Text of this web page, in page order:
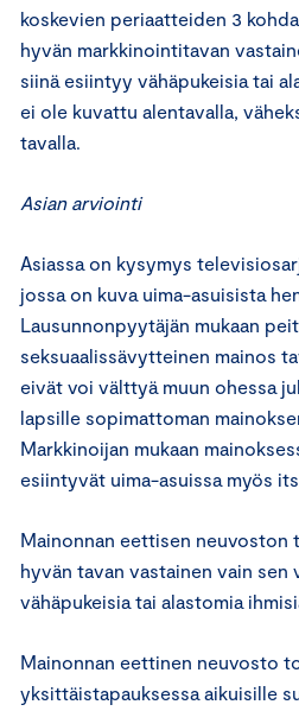
koskevien periaatteiden 3
hyvän markkinointitavan
siinä esiintyy vähäpukeisia tai
ei ole kuvattu alentavalla,
tavalla.
Asian arviointi
Asiassa on kysymys
jossa on kuva uima-asuisista
Lausunnonpyytäjän mukaan
seksuaalissävytteinen mainos
eivät voi välttyä muun ohessa
lapsille sopimattoman
Markkinoijan mukaan
esiintyvät uima-asuissa myös
Mainonnan eettisen neuvoston
hyvän tavan vastainen vain
vähäpukeisia tai alastomia
Mainonnan eettinen neuvosto
yksittäistapauksessa aikuisille